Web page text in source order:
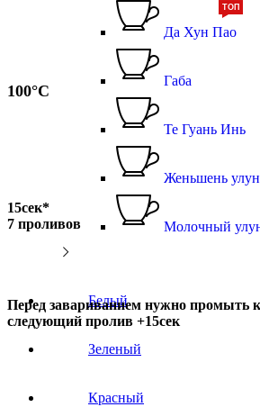
100°С
15сек*
7 проливов
Перед завариванием нужно промыть
следующий пролив +15сек
Да Хун Пао
ТОП
Габа
Те Гуань Инь
Женьшень улун
Молочный
Белый
Зеленый
Красный